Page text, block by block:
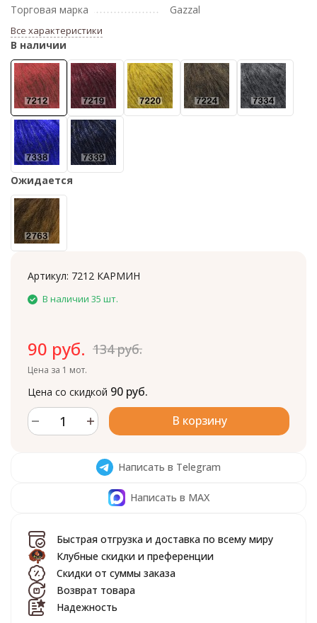
Торговая марка
Gazzal
Все характеристики
В наличии
Ожидается
Артикул: 7212 КАРМИН
В наличии 35 шт.
90 руб. 134 руб.
Цена за 1 мот.
Цена со скидкой 90 руб.
В корзину
Написать в Telegram
Написать в MAX
Быстрая отгрузка и доставка по всему миру
Клубные скидки и преференции
Скидки от суммы заказа
Возврат товара
Надежность